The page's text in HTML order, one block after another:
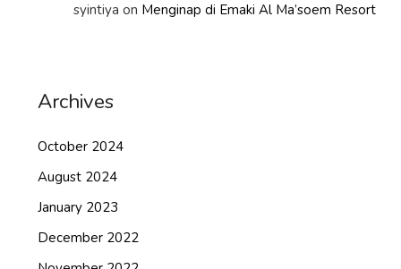
syintiya on Menginap di Emaki Al Ma’soem Resort
Archives
October 2024
August 2024
January 2023
December 2022